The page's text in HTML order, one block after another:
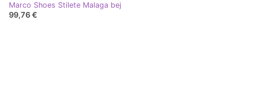
Marco Shoes Stilete Malaga bej
99,76 €